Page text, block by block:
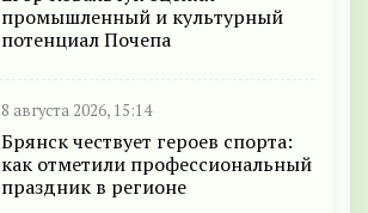
промышленный и культурный
потенциал Почепа
8 августа 2026, 15:14
Брянск чествует героев спорта:
как отметили профессиональный
праздник в регионе